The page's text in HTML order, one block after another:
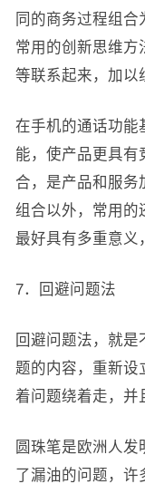
同的商务过程组
常用的创新思维方
等联系起来，加以
在手机的通话功能
能，使产品更具有
合，是产品和服务
组合以外，常用的
最好具有多重意义
7．回避问题法
回避问题法，就是
题的内容，重新设
着问题绕着走，并
圆珠笔是欧洲人
了漏油的问题，许